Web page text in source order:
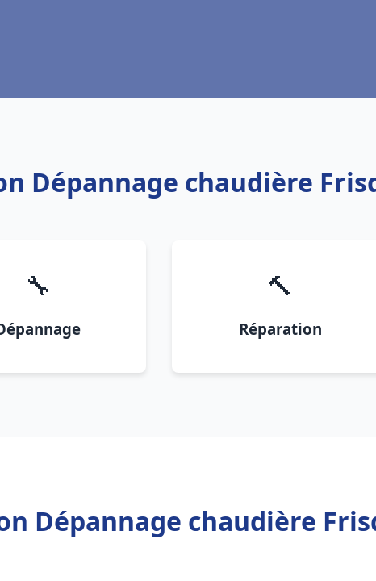
Dépannage chaudière
🔧 🔨
Réparation
Dépannage chaudière